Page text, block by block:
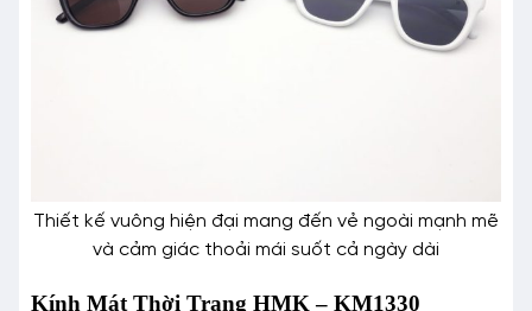
Thiết kế vuông hiện đại mang đến vẻ ngoài mạnh mẽ
và cảm giác thoải mái suốt cả ngày dài
Kính Mát Thời Trang HMK – KM1330